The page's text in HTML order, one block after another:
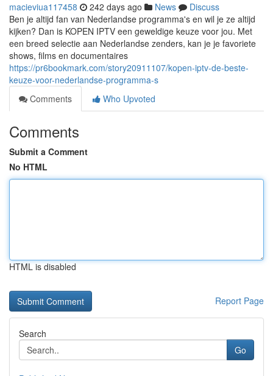
macieviua117458 242 days ago News
Discuss
Ben je altijd fan van Nederlandse programma's en wil je ze altijd
kijken? Dan is KOPEN IPTV een geweldige keuze voor jou. Met
een breed selectie aan Nederlandse zenders, kan je je favoriete
shows, films en documentaires
https://pr6bookmark.com/story20911107/kopen-iptv-de-beste-
keuze-voor-nederlandse-programma-s
Comments
Who Upvoted
Comments
Submit a Comment
No HTML
HTML is disabled
Report Page
Search
Go